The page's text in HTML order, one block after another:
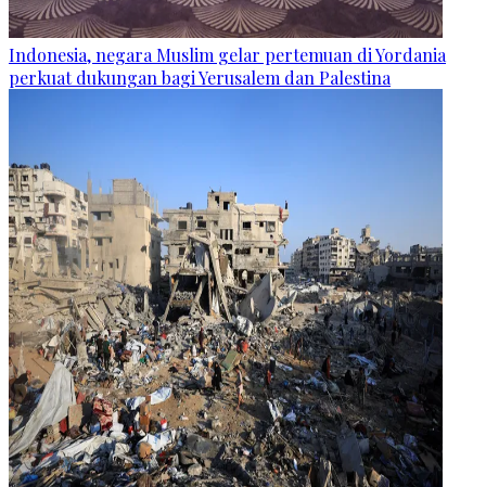
Indonesia, negara Muslim gelar pertemuan di Yordania
perkuat dukungan bagi Yerusalem dan Palestina